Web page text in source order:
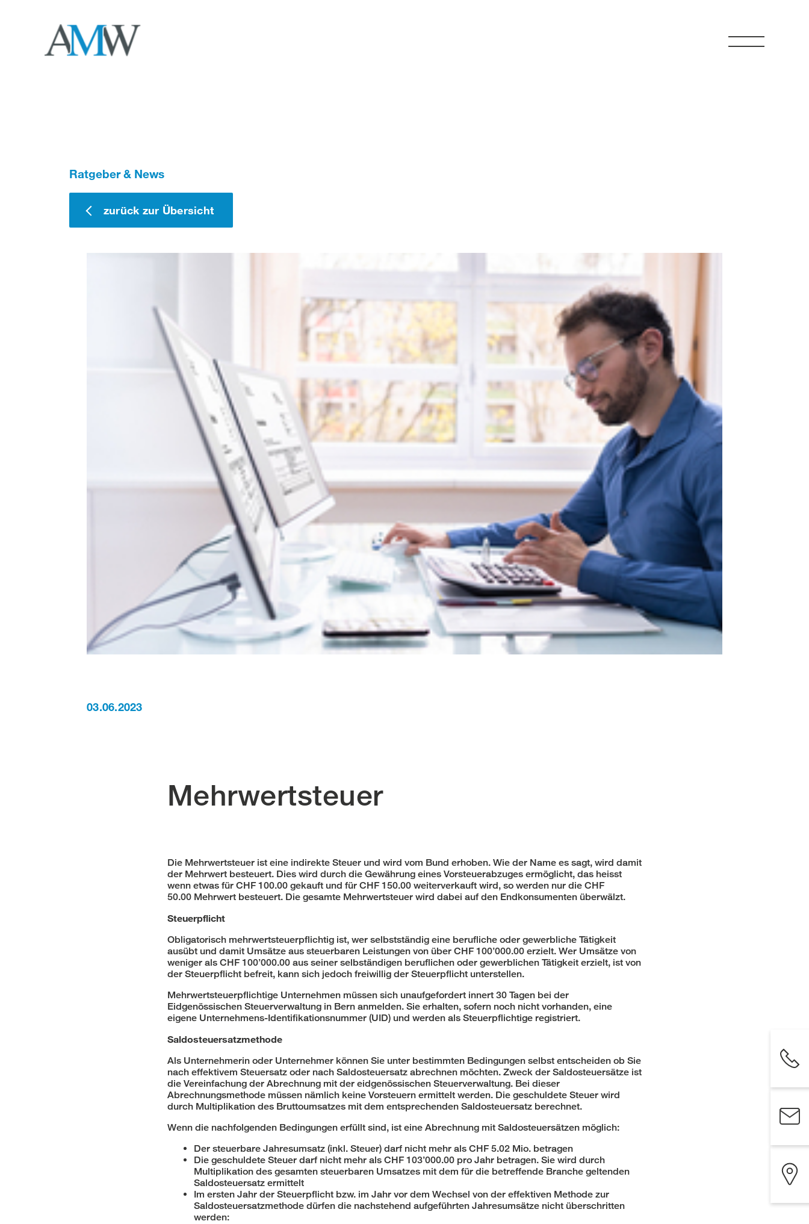
Ratgeber & News
zurück zur Übersicht
03.06.2023
Mehrwertsteuer
Die Mehrwertsteuer ist eine indirekte Steuer und wird vom Bund erhoben. Wie der Name es sagt, wird damit
der Mehrwert besteuert. Dies wird durch die Gewährung eines Vorsteuerabzuges ermöglicht, das heisst
wenn etwas für CHF 100.00 gekauft und für CHF 150.00 weiterverkauft wird, so werden nur die CHF
50.00 Mehrwert besteuert. Die gesamte Mehrwertsteuer wird dabei auf den Endkonsumenten überwälzt.
Steuerpflicht
Obligatorisch mehrwertsteuerpflichtig ist, wer selbstständig eine berufliche oder gewerbliche Tätigkeit
ausübt und damit Umsätze aus steuerbaren Leistungen von über CHF 100’000.00 erzielt. Wer Umsätze von
weniger als CHF 100’000.00 aus seiner selbständigen beruflichen oder gewerblichen Tätigkeit erzielt, ist von
der Steuerpflicht befreit, kann sich jedoch freiwillig der Steuerpflicht unterstellen.
Mehrwertsteuerpflichtige Unternehmen müssen sich unaufgefordert innert 30 Tagen bei der
Eidgenössischen Steuerverwaltung in Bern anmelden. Sie erhalten, sofern noch nicht vorhanden, eine
eigene Unternehmens-Identifikationsnummer (UID) und werden als Steuerpflichtige registriert.
Saldosteuersatzmethode
Als Unternehmerin oder Unternehmer können Sie unter bestimmten Bedingungen selbst entscheiden ob Sie
nach effektivem Steuersatz oder nach Saldosteuersatz abrechnen möchten. Zweck der Saldosteuersätze ist
die Vereinfachung der Abrechnung mit der eidgenössischen Steuerverwaltung. Bei dieser
Abrechnungsmethode müssen nämlich keine Vorsteuern ermittelt werden. Die geschuldete Steuer wird
durch Multiplikation des Bruttoumsatzes mit dem entsprechenden Saldosteuersatz berechnet.
Wenn die nachfolgenden Bedingungen erfüllt sind, ist eine Abrechnung mit Saldosteuersätzen möglich:
Der steuerbare Jahresumsatz (inkl. Steuer) darf nicht mehr als CHF 5.02 Mio. betragen
Die geschuldete Steuer darf nicht mehr als CHF 103’000.00 pro Jahr betragen. Sie wird durch
Multiplikation des gesamten steuerbaren Umsatzes mit dem für die betreffende Branche geltenden
Saldosteuersatz ermittelt
Im ersten Jahr der Steuerpflicht bzw. im Jahr vor dem Wechsel von der effektiven Methode zur
Saldosteuersatzmethode dürfen die nachstehend aufgeführten Jahresumsätze nicht überschritten
werden: